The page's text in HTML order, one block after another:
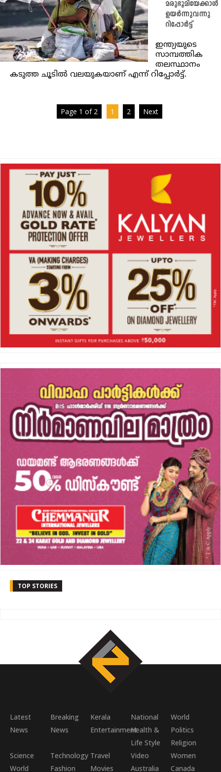
മരുഭൂമിയേക്കാൾ
ഉയർന്നുവന്നു
റിപ്പോർട്ട്
ഇന്ത്യയുടെ
സാമ്പത്തിക
തലസ്ഥാനം
കടുത്ത ചൂടിൽ വലയുകയാണ് എന്ന് റിപ്പോർട്ട്.
Page 1 of 2 1 2 Next
TOP STORIES
Latest
News
Breaking
News
Kerala National
World
EntertainmentHealth &
Life Style
Politics
Religion
Science
World
Technology Travel Video
Women
Fashion
Movies Australia Canada